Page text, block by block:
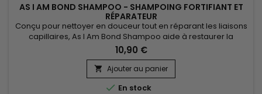
AS I AM BOND SHAMPOO - SHAMPOING FORTIFIANT ET
RÉPARATEUR
Conçu pour nettoyer en douceur tout en réparant les liaisons
capillaires, As I Am Bond Shampoo aide à restaurer la
structure interne du cheveu fragilisée par les traitements
chimiques, la chaleur et les agressions mécaniques. Sa
formule respectueuse permet de renforcer la fibre capillaire,
de réduire la casse et de préserver l’hydratation, sans...
10,90 €
 Ajouter au panier
 En stock